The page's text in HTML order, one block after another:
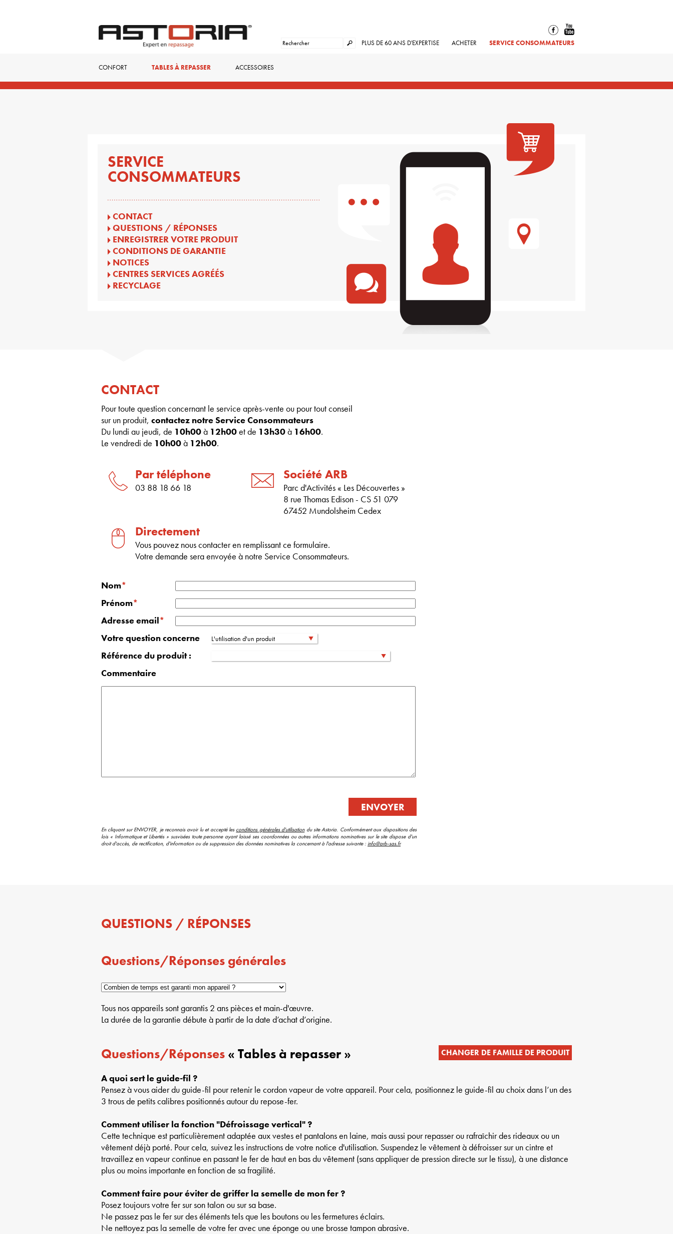
PLUS DE 60 ANS D'EXPERTISE ACHETER SERVICE CONSOMMATEURS
CONFORT TABLES À REPASSER ACCESSOIRES
SERVICE
CONSOMMATEURS
CONTACT
QUESTIONS / RÉPONSES
ENREGISTRER VOTRE PRODUIT
CONDITIONS DE GARANTIE
NOTICES
CENTRES SERVICES AGRÉÉS
RECYCLAGE
CONTACT
Pour toute question concernant le service après-vente ou pour tout conseil
sur un produit, contactez notre Service Consommateurs
Du lundi au jeudi, de 10h00à 12h00et de 13h30à 16h00.
Le vendredi de 10h00à 12h00.
Par téléphone
03 88 18 66 18
Société ARB
Parc d'Activités « Les Découvertes »
8 rue Thomas Edison - CS 51 079
67452 Mundolsheim Cedex
Directement
Vous pouvez nous contacter en remplissant ce formulaire.
Votre demande sera envoyée à notre Service Consommateurs.
Nom*
Prénom*
Adresse email*
Votre question concerne
L'utilisation d'un produit
Référence du produit :
Commentaire
En cliquant sur ENVOYER, je reconnais avoir lu et accepté les conditions générales d'utilisationdu site Astoria. Conformément aux dispositions des
lois « Informatique et Libertés » susvisées toute personne ayant laissé ses coordonnées ou autres informations nominatives sur le site dispose d'un
droit d'accès, de rectification, d'information ou de suppression des données nominatives la concernant à l'adresse suivante : info@arb-sas.fr
QUESTIONS / RÉPONSES
Questions/Réponses générales
Tous nos appareils sont garantis 2 ans pièces et main-d'œuvre.
La durée de la garantie débute à partir de la date d’achat d’origine.
Questions/Réponses « Tables à repasser » CHANGER DE FAMILLE DE PRODUIT
A quoi sert le guide-fil ?
Pensez à vous aider du guide-fil pour retenir le cordon vapeur de votre appareil. Pour cela, positionnez le guide-fil au choix dans l’un des
3 trous de petits calibres positionnés autour du repose-fer.
Comment utiliser la fonction "Défroissage vertical" ?
Cette technique est particulièrement adaptée aux vestes et pantalons en laine, mais aussi pour repasser ou rafraîchir des rideaux ou un
vêtement déjà porté. Pour cela, suivez les instructions de votre notice d'utilisation. Suspendez le vêtement à défroisser sur un cintre et
travaillez en vapeur continue en passant le fer de haut en bas du vêtement (sans appliquer de pression directe sur le tissu), à une distance
plus ou moins importante en fonction de sa fragilité.
Comment faire pour éviter de griffer la semelle de mon fer ?
Posez toujours votre fer sur son talon ou sur sa base.
Ne passez pas le fer sur des éléments tels que les boutons ou les fermetures éclairs.
Ne nettoyez pas la semelle de votre fer avec une éponge ou une brosse tampon abrasive.